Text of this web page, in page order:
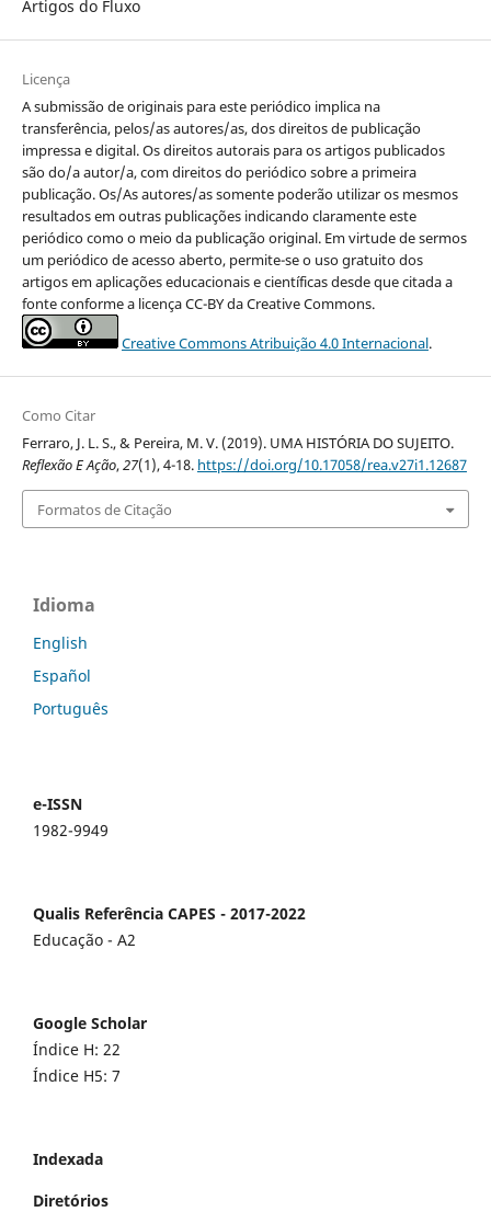
Artigos do Fluxo
Licença
A submissão de originais para este periódico implica na
transferência, pelos/as autores/as, dos direitos de publicação
impressa e digital. Os direitos autorais para os artigos publicados
são do/a autor/a, com direitos do periódico sobre a primeira
publicação. Os/As autores/as somente poderão utilizar os mesmos
resultados em outras publicações indicando claramente este
periódico como o meio da publicação original. Em virtude de sermos
um periódico de acesso aberto, permite-se o uso gratuito dos
artigos em aplicações educacionais e científicas desde que citada a
fonte conforme a licença CC-BY da Creative Commons.
Creative Commons Atribuição 4.0 Internacional.
Como Citar
Ferraro, J. L. S., & Pereira, M. V. (2019). UMA HISTÓRIA DO SUJEITO.
Reflexão E Ação,27(1), 4-18. https://doi.org/10.17058/rea.v27i1.12687
Formatos de Citação
Idioma
English
Español
Português
e-ISSN
1982-9949
Qualis Referência CAPES - 2017-2022
Educação - A2
Google Scholar
Índice H: 22
Índice H5: 7
Indexada
Diretórios